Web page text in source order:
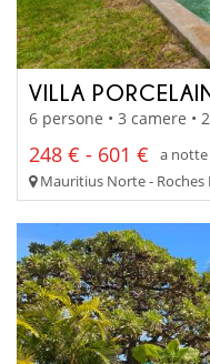
VILLA
6 persone • 3 camere •
248 € - 601 €
a notte
Mauritius Norte - Roches